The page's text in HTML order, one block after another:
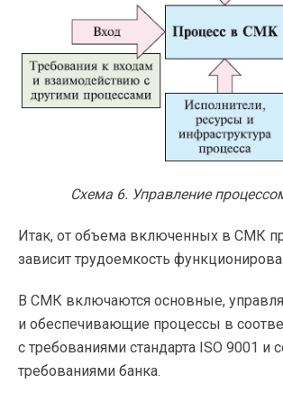
Схема 6. Управление
Итак, от объема включенных в СМК
зависит трудоемкость
В СМК включаются основные,
и обеспечивающие процессы в
с требованиями стандарта ISO 9001 и
требованиями банка.